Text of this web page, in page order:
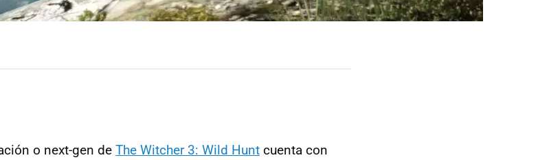
o next-gen de The Witcher 3: Wild Hunt cuenta con